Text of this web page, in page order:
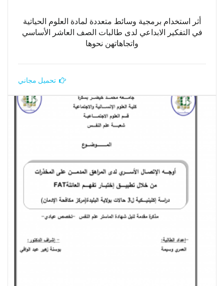
أثر استخدام برمجية وسائط متعددة لمادة العلوم الحياتية
في التفكير الابداعي لدى طالبات الصف العاشر الأساسي
واتجاهاتهن نحوها
تحميل مجاني